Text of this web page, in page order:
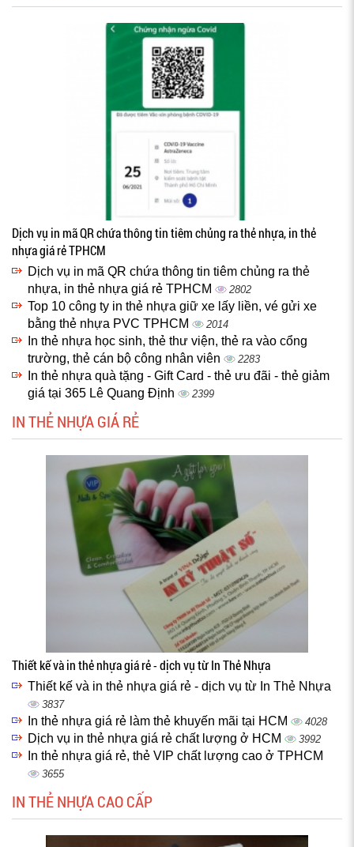
Dịch vụ in mã QR chứa thông tin tiêm chủng ra thẻ nhựa, in thẻ
nhựa giá rẻ TPHCM
Dịch vụ in mã QR chứa thông tin tiêm chủng ra thẻ
nhựa, in thẻ nhựa giá rẻ TPHCM
2802
Top 10 công ty in thẻ nhựa giữ xe lấy liền, vé gửi xe
bằng thẻ nhựa PVC TPHCM
2014
In thẻ nhựa học sinh, thẻ thư viện, thẻ ra vào cổng
trường, thẻ cán bộ công nhân viên
2283
In thẻ nhựa quà tặng - Gift Card - thẻ ưu đãi - thẻ giảm
giá tại 365 Lê Quang Định
2399
IN THẺ NHỰA GIÁ RẺ
Thiết kế và in thẻ nhựa giá rẻ - dịch vụ từ In Thẻ Nhựa
Thiết kế và in thẻ nhựa giá rẻ - dịch vụ từ In Thẻ Nhựa
3837
In thẻ nhựa giá rẻ làm thẻ khuyến mãi tại HCM 4028
Dịch vụ in thẻ nhựa giá rẻ chất lượng ở HCM 3992
In thẻ nhựa giá rẻ, thẻ VIP chất lượng cao ở TPHCM
3655
IN THẺ NHỰA CAO CẤP